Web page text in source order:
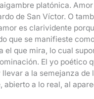
platónica.
de San Víctor. O
es clarividente
que se manifieste
el que mira, lo cual
El yo poético
a la semejanza de
abierto a lo real, al